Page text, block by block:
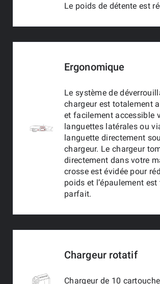
Le poids de détente est
Ergonomique
Le système de
chargeur est totalement
et facilement accessible
languettes latérales ou
languette directement
chargeur. Le chargeur
directement dans votre
crosse est évidée pour
poids et l’épaulement
parfait.
Chargeur rotatif
Chargeur de 10